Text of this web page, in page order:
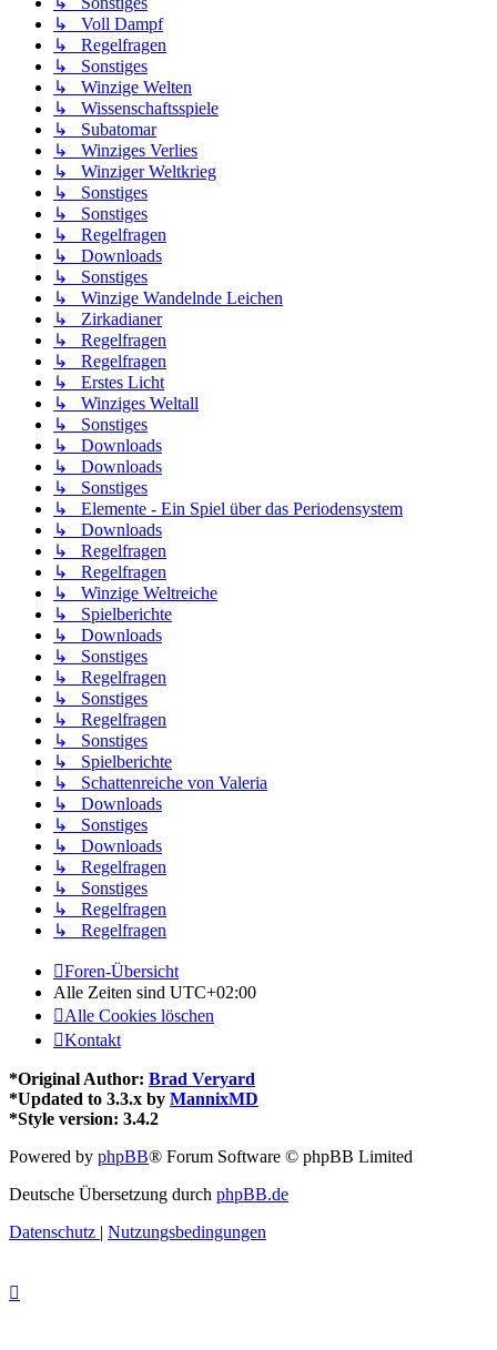
↳ Voll Dampf
↳ Regelfragen
↳ Sonstiges
↳ Winzige Welten
↳ Wissenschaftsspiele
↳ Subatomar
↳ Winziges Verlies
↳ Winziger Weltkrieg
↳ Sonstiges
↳ Sonstiges
↳ Regelfragen
↳ Downloads
↳ Sonstiges
↳ Winzige Wandelnde Leichen
↳ Zirkadianer
↳ Regelfragen
↳ Regelfragen
↳ Erstes Licht
↳ Winziges Weltall
↳ Sonstiges
↳ Downloads
↳ Downloads
↳ Sonstiges
↳ Elemente - Ein Spiel über das Periodensystem
↳ Downloads
↳ Regelfragen
↳ Regelfragen
↳ Winzige Weltreiche
↳ Spielberichte
↳ Downloads
↳ Sonstiges
↳ Regelfragen
↳ Sonstiges
↳ Regelfragen
↳ Sonstiges
↳ Spielberichte
↳ Schattenreiche von Valeria
↳ Downloads
↳ Sonstiges
↳ Downloads
↳ Regelfragen
↳ Sonstiges
↳ Regelfragen
↳ Regelfragen
Foren-Übersicht
Alle Zeiten sind UTC+02:00
Alle Cookies löschen
Kontakt
*Original Author: Brad Veryard
*Updated to 3.3.x by MannixMD
*Style version: 3.4.2
Powered by phpBB® Forum Software © phpBB Limited
Deutsche Übersetzung durch phpBB.de
Datenschutz | Nutzungsbedingungen